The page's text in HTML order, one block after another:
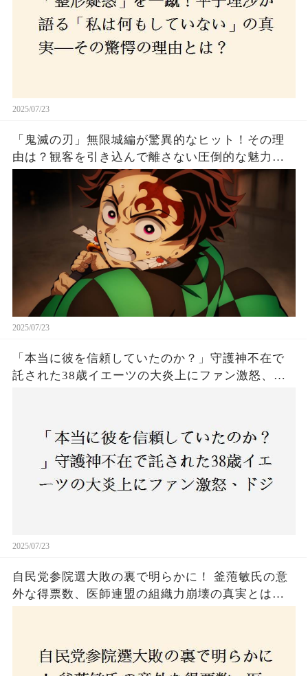
2025/07/23
「鬼滅の刃」無限城編が驚異的なヒット！その理
由は？観客を引き込んで離さない圧倒的な魅力と
2025/07/23
「本当に彼を信頼していたのか？」守護神不在で
託された38歳イエーツの大炎上にファン激怒、ド
2025/07/23
自民党参院選大敗の裏で明らかに！ 釜萢敏氏の意
外な得票数、医師連盟の組織力崩壊の真実とは？